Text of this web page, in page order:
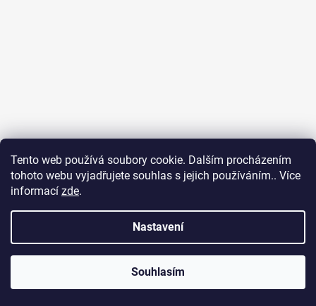
Tento web používá soubory cookie. Dalším procházením
tohoto webu vyjadřujete souhlas s jejich používáním.. Více
informací zde.
Nastavení
Souhlasím
INFO: Pokud máte v košíku produkty na váhu, může se celková
cena objednávky ještě změnit, v závislosti na skutečných
Vytvořil Shoptet
Sýrárna Poděbrady
vyhrazena.